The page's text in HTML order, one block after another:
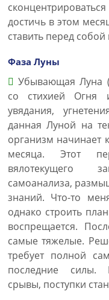
достичь в этом
ставить перед
Фаза Луны
Убывающая Луна
со стихией Огня
увядания,
данная Луной на
организм начинает
месяца. Этот
вялотекущего
самоанализа,
знаний. Что-то
однако строить
воспрещается.
самые тяжелые.
требует полной
последние силы.
срывы, поступки